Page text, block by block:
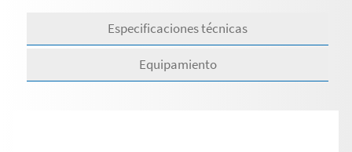
Especificaciones técnicas
Equipamiento